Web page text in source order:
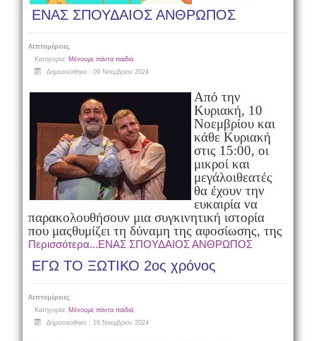
ΕΝΑΣ ΣΠΟΥΔΑΙΟΣ ΑΝΘΡΩΠΟΣ
Λεπτομέρειες
Κατηγορία: Μένουμε πάντα παιδιά
Δημοσιεύθηκε : 09 Νοεμβρίου 2024
Από την
Κυριακή, 10
Νοεμβρίου και
κάθε Κυριακή
στις 15:00, οι
μικροί και
μεγάλοιθεατές
θα έχουν την
ευκαιρία να
παρακολουθήσουν μια συγκινητική ιστορία
που μαςθυμίζει τη δύναμη της αφοσίωσης, της
Περισσότερα...ΕΝΑΣ ΣΠΟΥΔΑΙΟΣ ΑΝΘΡΩΠΟΣ
ΕΓΩ ΤΟ ΞΩΤΙΚΟ 2ος χρόνος
Λεπτομέρειες
Κατηγορία: Μένουμε πάντα παιδιά
Δημοσιεύθηκε : 16 Νοεμβρίου 2024